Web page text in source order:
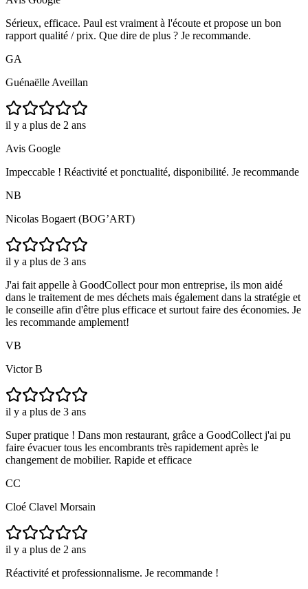
Sérieux, efficace. Paul est vraiment à l'écoute et propose un bon
rapport qualité / prix. Que dire de plus ? Je recommande.
GA
Guénaëlle Aveillan
il y a plus de 2 ans
Avis Google
Impeccable ! Réactivité et ponctualité, disponibilité. Je recommande
NB
Nicolas Bogaert (BOG’ART)
il y a plus de 3 ans
J'ai fait appelle à GoodCollect pour mon entreprise, ils mon aidé
dans le traitement de mes déchets mais également dans la stratégie et
le conseille afin d'être plus efficace et surtout faire des économies. Je
les recommande amplement!
VB
Victor B
il y a plus de 3 ans
Super pratique ! Dans mon restaurant, grâce a GoodCollect j'ai pu
faire évacuer tous les encombrants très rapidement après le
changement de mobilier. Rapide et efficace
CC
Cloé Clavel Morsain
il y a plus de 2 ans
Réactivité et professionnalisme. Je recommande !